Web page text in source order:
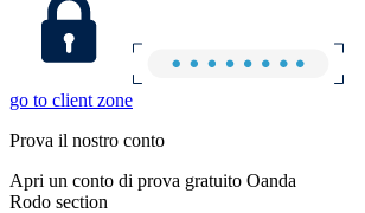
go to client zone
Prova il nostro conto
Apri un conto di prova gratuito Oanda
Rodo section